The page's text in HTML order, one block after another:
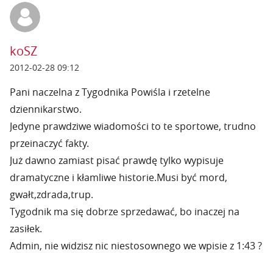
koSZ
2012-02-28 09:12
Pani naczelna z Tygodnika Powiśla i rzetelne
dziennikarstwo.
Jedyne prawdziwe wiadomości to te sportowe, trudno
przeinaczyć fakty.
Już dawno zamiast pisać prawdę tylko wypisuje
dramatyczne i kłamliwe historie.Musi być mord,
gwałt,zdrada,trup.
Tygodnik ma się dobrze sprzedawać, bo inaczej na
zasiłek.
Admin, nie widzisz nic niestosownego we wpisie z 1:43 ?